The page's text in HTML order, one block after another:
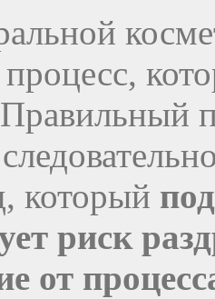
который
риск
от